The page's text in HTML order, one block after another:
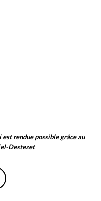
est rendue possible grâce au
Destezet